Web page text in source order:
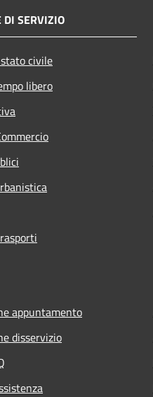
DI SERVIZIO
civile
libero
appuntamento
disservizio